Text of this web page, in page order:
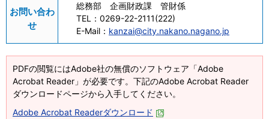
お問い合わ
せ
総務部 企画財政課 管財係
TEL： 0269-22-2111(222)
E-Mail： kanzai@city.nakano.nagano.jp
PDFの閲覧にはAdobe社の無償のソフトウェア「Adobe
Acrobat Reader」が必要です。下記のAdobe Acrobat Reader
ダウンロードページから入手してください。
Adobe Acrobat Readerダウンロード